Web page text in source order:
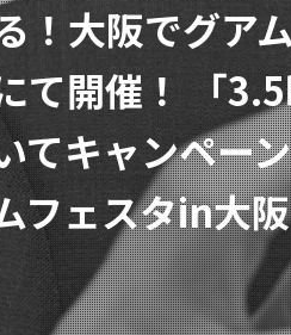
！大阪でグア
て開催！ 「
てキャンペー
フェスタin大